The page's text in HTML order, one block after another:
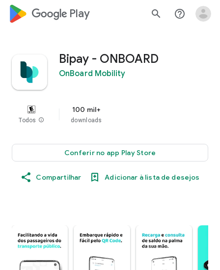
google_logo Play search help_outline
Bipay - ONBOARD
OnBoard Mobility
Todos info
100 mil+
downloads
Conferir no app Play Store
Compartilhar Adicionar à lista de desejos